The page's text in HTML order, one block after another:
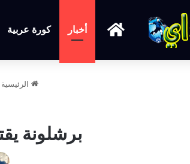
الرئيسية
أخبار كورة عربية
الرئيسية
برشلونة